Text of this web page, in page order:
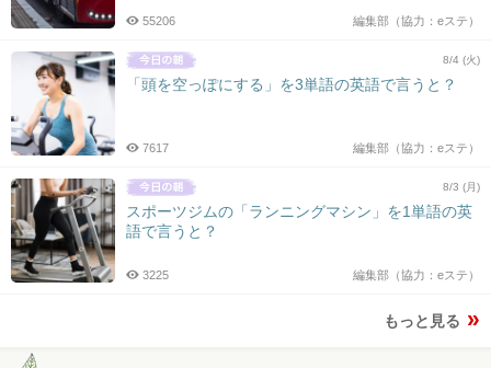
編集部（協力：eステ）
55206
8/4 (火)
「頭を空っぽにする」を3単語の英語で言うと？
編集部（協力：eステ）
7617
8/3 (月)
スポーツジムの「ランニングマシン」を1単語の英
語で言うと？
編集部（協力：eステ）
3225
もっと見る